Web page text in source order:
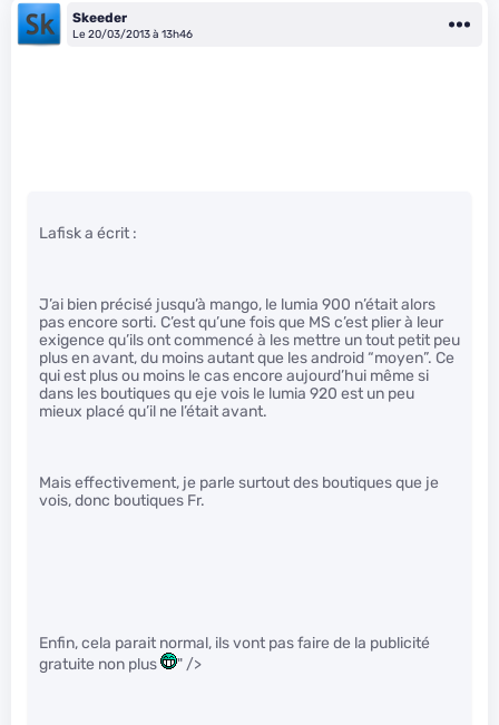
Skeeder
Le 20/03/2013 à 13h46
Lafisk a écrit :
J’ai bien précisé jusqu’à mango, le lumia 900 n’était alors
pas encore sorti. C’est qu’une fois que MS c’est plier à leur
exigence qu’ils ont commencé à les mettre un tout petit peu
plus en avant, du moins autant que les android “moyen”. Ce
qui est plus ou moins le cas encore aujourd’hui même si
dans les boutiques qu eje vois le lumia 920 est un peu
mieux placé qu’il ne l’était avant.
Mais effectivement, je parle surtout des boutiques que je
vois, donc boutiques Fr.
Enfin, cela parait normal, ils vont pas faire de la publicité
gratuite non plus
" />